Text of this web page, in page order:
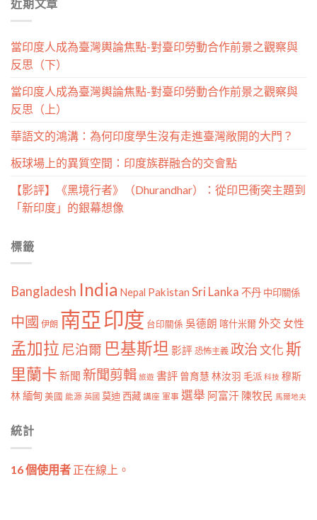
類
近期文章
當印度人成為臺灣輿論焦點-對臺印勞動合作前景之觀察與
反思（下）
當印度人成為臺灣輿論焦點-對臺印勞動合作前景之觀察與
反思（上）
華語文的鴻溝：為何印度學生沒有走進臺灣敞開的大門？
板球場上的異質空間：印度族群融合的交會點
【影評】《黑境行者》（Dhurandhar）：從印巴衝突主題到
「新印度」的銀幕想像
標籤
Bangladesh India Nepal Pakistan Sri Lanka 不丹 中印關係
中國 伊朗 南亞印度 台印關係 吳德朗 喀什米爾外交 女性
孟加拉 尼泊爾 巴基斯坦 影評 恐怖主義 政治文化斯
里蘭卡 新聞 新聞剪輯 旅遊 書評 曾育慧 林汝羽 毛派 科技 穆斯
林 緬甸 美國 能源 英國 莫迪 西藏 講座 軍事 選舉 阿富汗 陳牧民 馬爾地夫
統計
16 個使用者 正在線上。